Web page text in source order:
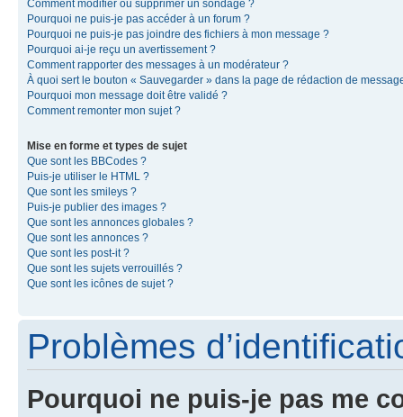
Comment modifier ou supprimer un sondage ?
Pourquoi ne puis-je pas accéder à un forum ?
Pourquoi ne puis-je pas joindre des fichiers à mon message ?
Pourquoi ai-je reçu un avertissement ?
Comment rapporter des messages à un modérateur ?
À quoi sert le bouton « Sauvegarder » dans la page de rédaction de
Pourquoi mon message doit être validé ?
Comment remonter mon sujet ?
Mise en forme et types de sujet
Que sont les BBCodes ?
Puis-je utiliser le HTML ?
Que sont les smileys ?
Puis-je publier des images ?
Que sont les annonces globales ?
Que sont les annonces ?
Que sont les post-it ?
Que sont les sujets verrouillés ?
Que sont les icônes de sujet ?
Problèmes
Pourquoi ne puis-je pas me